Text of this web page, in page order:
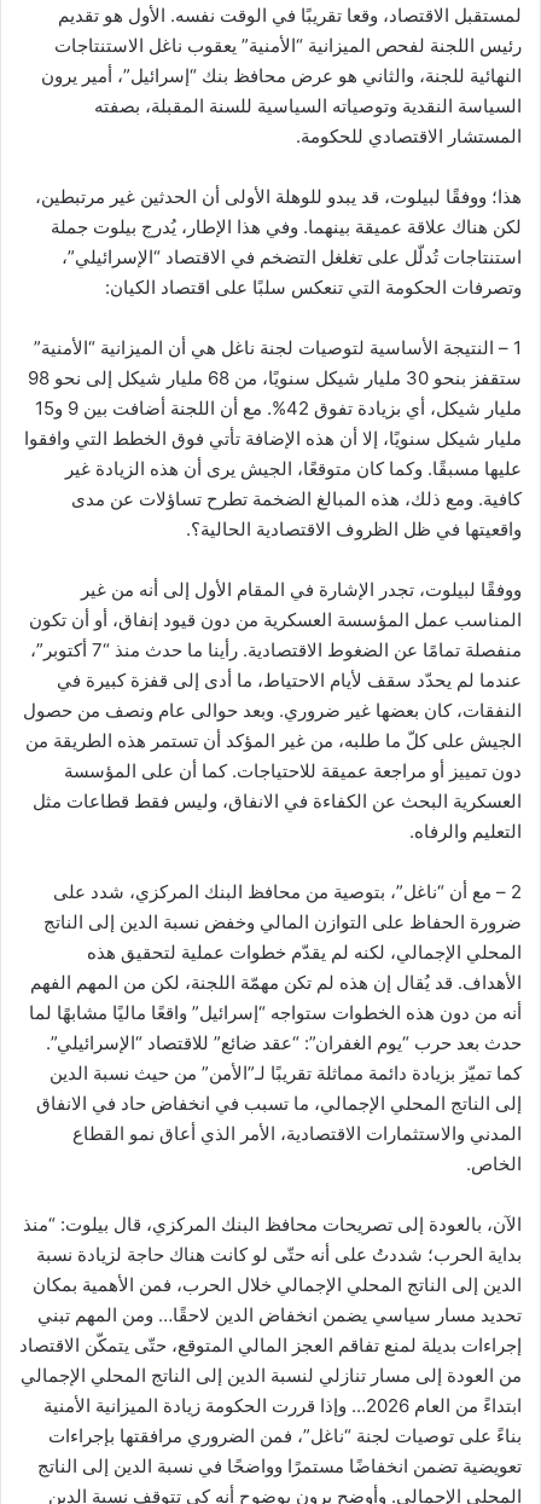
لمستقبل الاقتصاد، وقعا تقريبًا في الوقت نفسه. الأول هو تقديم
رئيس اللجنة لفحص الميزانية “الأمنية” يعقوب ناغل الاستنتاجات
النهائية للجنة، والثاني هو عرض محافظ بنك “إسرائيل”، أمير يرون
السياسة النقدية وتوصياته السياسية للسنة المقبلة، بصفته
المستشار الاقتصادي للحكومة.
هذا؛ ووفقًا لبيلوت، قد يبدو للوهلة الأولى أن الحدثين غير مرتبطين،
لكن هناك علاقة عميقة بينهما. وفي هذا الإطار، يُدرج بيلوت جملة
استنتاجات تُدلّل على تغلغل التضخم في الاقتصاد “الإسرائيلي”،
وتصرفات الحكومة التي تنعكس سلبًا على اقتصاد الكيان:
1 – النتيجة الأساسية لتوصيات لجنة ناغل هي أن الميزانية “الأمنية”
ستقفز بنحو 30 مليار شيكل سنويًا، من 68 مليار شيكل إلى نحو 98
مليار شيكل، أي بزيادة تفوق 42%. مع أن اللجنة أضافت بين 9 و15
مليار شيكل سنويًا، إلا أن هذه الإضافة تأتي فوق الخطط التي وافقوا
عليها مسبقًا. وكما كان متوقعًا، الجيش يرى أن هذه الزيادة غير
كافية. ومع ذلك، هذه المبالغ الضخمة تطرح تساؤلات عن مدى
واقعيتها في ظل الظروف الاقتصادية الحالية؟.
ووفقًا لبيلوت، تجدر الإشارة في المقام الأول إلى أنه من غير
المناسب عمل المؤسسة العسكرية من دون قيود إنفاق، أو أن تكون
منفصلة تمامًا عن الضغوط الاقتصادية. رأينا ما حدث منذ “7 أكتوبر”،
عندما لم يحدّد سقف لأيام الاحتياط، ما أدى إلى قفزة كبيرة في
النفقات، كان بعضها غير ضروري. وبعد حوالى عام ونصف من حصول
الجيش على كلّ ما طلبه، من غير المؤكد أن تستمر هذه الطريقة من
دون تمييز أو مراجعة عميقة للاحتياجات. كما أن على المؤسسة
العسكرية البحث عن الكفاءة في الانفاق، وليس فقط قطاعات مثل
التعليم والرفاه.
2 – مع أن “ناغل”، بتوصية من محافظ البنك المركزي، شدد على
ضرورة الحفاظ على التوازن المالي وخفض نسبة الدين إلى الناتج
المحلي الإجمالي، لكنه لم يقدّم خطوات عملية لتحقيق هذه
الأهداف. قد يُقال إن هذه لم تكن مهمّة اللجنة، لكن من المهم الفهم
أنه من دون هذه الخطوات ستواجه “إسرائيل” واقعًا ماليًا مشابهًا لما
حدث بعد حرب “يوم الغفران”: “عقد ضائع” للاقتصاد “الإسرائيلي”.
كما تميّز بزيادة دائمة مماثلة تقريبًا لـ”الأمن” من حيث نسبة الدين
إلى الناتج المحلي الإجمالي، ما تسبب في انخفاض حاد في الانفاق
المدني والاستثمارات الاقتصادية، الأمر الذي أعاق نمو القطاع
الخاص.
الآن، بالعودة إلى تصريحات محافظ البنك المركزي، قال بيلوت: “منذ
بداية الحرب؛ شددتُ على أنه حتّى لو كانت هناك حاجة لزيادة نسبة
الدين إلى الناتج المحلي الإجمالي خلال الحرب، فمن الأهمية بمكان
تحديد مسار سياسي يضمن انخفاض الدين لاحقًا… ومن المهم تبني
إجراءات بديلة لمنع تفاقم العجز المالي المتوقع، حتّى يتمكّن الاقتصاد
من العودة إلى مسار تنازلي لنسبة الدين إلى الناتج المحلي الإجمالي
ابتداءً من العام 2026… وإذا قررت الحكومة زيادة الميزانية الأمنية
بناءً على توصيات لجنة “ناغل”، فمن الضروري مرافقتها بإجراءات
تعويضية تضمن انخفاضًا مستمرًا وواضحًا في نسبة الدين إلى الناتج
المحلي الإجمالي. وأوضح يرون بوضوح أنه كي تتوقف نسبة الدين